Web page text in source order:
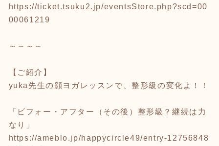
https://ticket.tsuku2.jp/eventsStore.php?scd=00
00061219
～～～～
【ご紹介】
yuka先生の顔ヨガレッスンで、整形級の変化よ！！
「ビフォー・アフター（その後）整形級？継続は力
なり」
https://ameblo.jp/happycircle49/entry-12756848